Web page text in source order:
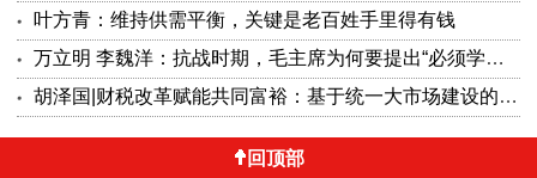
叶方青：维持供需平衡，关键是老百姓手里得有钱
万立明 李魏洋：抗战时期，毛主席为何要提出“必须学会做经济工作”？
胡泽国|财税改革赋能共同富裕：基于统一大市场建设的制度创新与实践路径
回顶部